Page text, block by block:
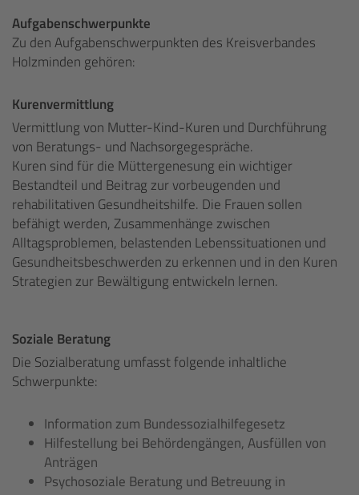
Aufgabenschwerpunkte
Zu den Aufgabenschwerpunkten des Kreisverbandes
Holzminden gehören:
Kurenvermittlung
Vermittlung von Mutter-Kind-Kuren und Durchführung
von Beratungs- und Nachsorgegespräche.
Kuren sind für die Müttergenesung ein wichtiger
Bestandteil und Beitrag zur vorbeugenden und
rehabilitativen Gesundheitshilfe. Die Frauen sollen
befähigt werden, Zusammenhänge zwischen
Alltagsproblemen, belastenden Lebenssituationen und
Gesundheitsbeschwerden zu erkennen und in den Kuren
Strategien zur Bewältigung entwickeln lernen.
Soziale Beratung
Die Sozialberatung umfasst folgende inhaltliche
Schwerpunkte:
Information zum Bundessozialhilfegesetz
Hilfestellung bei Behördengängen, Ausfüllen von
Anträgen
Psychosoziale Beratung und Betreuung in